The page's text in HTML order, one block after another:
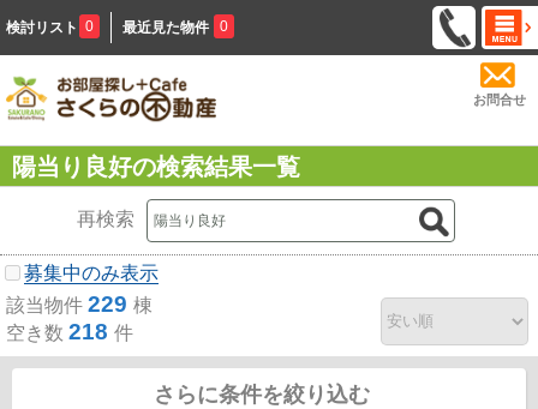
検討リスト 0 最近見た物件 0
お問合せ
陽当り良好の検索結果一覧
再検索
募集中のみ表示
該当物件 229 棟
空き数 218 件
さらに条件を絞り込む